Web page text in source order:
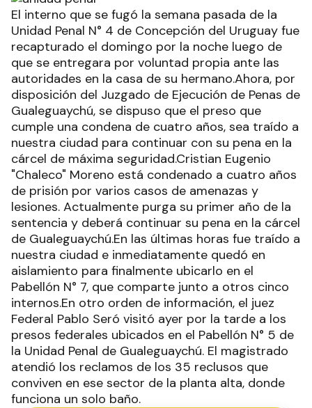
El interno que se fugó la semana pasada de la
Unidad Penal N° 4 de Concepción del Uruguay fue
recapturado el domingo por la noche luego de
que se entregara por voluntad propia ante las
autoridades en la casa de su hermano.Ahora, por
disposición del Juzgado de Ejecución de Penas de
Gualeguaychú, se dispuso que el preso que
cumple una condena de cuatro años, sea traído a
nuestra ciudad para continuar con su pena en la
cárcel de máxima seguridad.Cristian Eugenio
"Chaleco" Moreno está condenado a cuatro años
de prisión por varios casos de amenazas y
lesiones. Actualmente purga su primer año de la
sentencia y deberá continuar su pena en la cárcel
de Gualeguaychú.En las últimas horas fue traído a
nuestra ciudad e inmediatamente quedó en
aislamiento para finalmente ubicarlo en el
Pabellón N° 7, que comparte junto a otros cinco
internos.En otro orden de información, el juez
Federal Pablo Seró visitó ayer por la tarde a los
presos federales ubicados en el Pabellón N° 5 de
la Unidad Penal de Gualeguaychú. El magistrado
atendió los reclamos de los 35 reclusos que
conviven en ese sector de la planta alta, donde
funciona un solo baño.